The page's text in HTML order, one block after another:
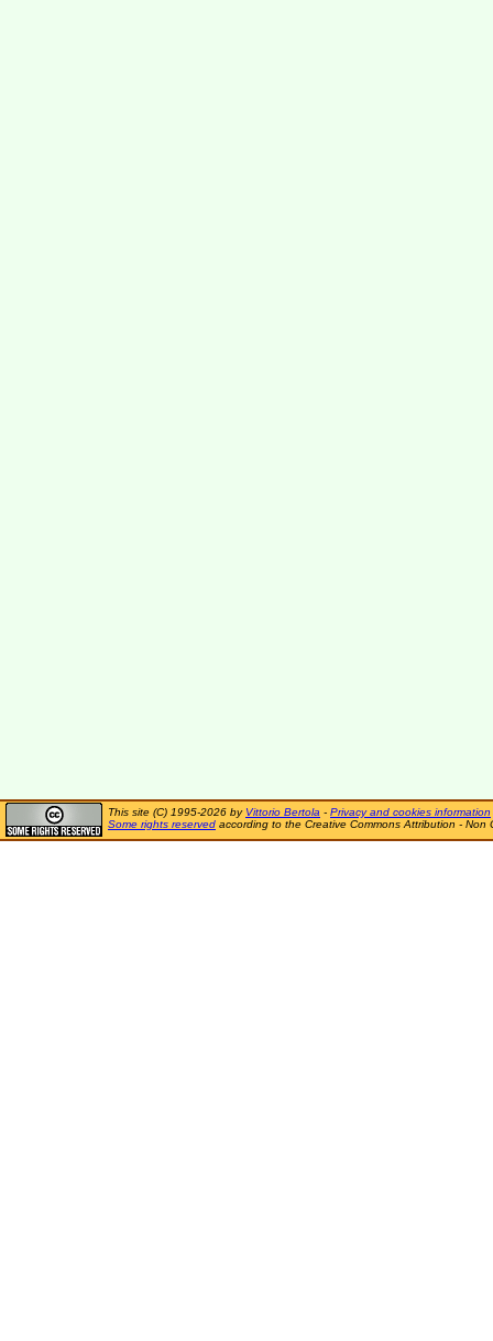
This site (C) 1995-2026 by Vittorio Bertola - Privacy and cookies information
Some rights reserved according to the Creative Commons Attribution - Non